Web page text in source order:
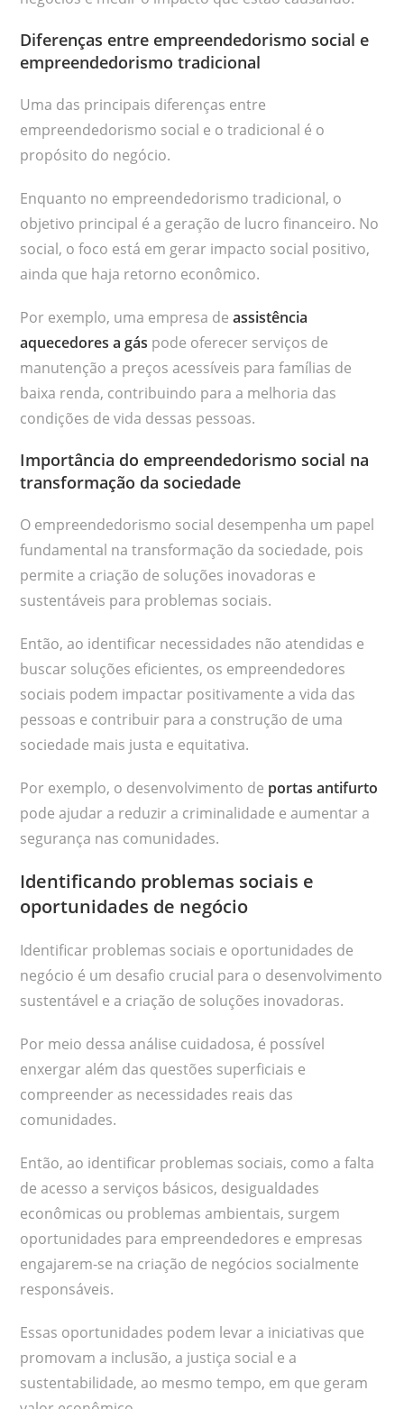
Diferenças entre empreendedorismo social e
empreendedorismo tradicional
Uma das principais diferenças entre
empreendedorismo social e o tradicional é o
propósito do negócio.
Enquanto no empreendedorismo tradicional, o
objetivo principal é a geração de lucro financeiro. No
social, o foco está em gerar impacto social positivo,
ainda que haja retorno econômico.
Por exemplo, uma empresa deassistência
aquecedores a gás pode oferecer serviços de
manutenção a preços acessíveis para famílias de
baixa renda, contribuindo para a melhoria das
condições de vida dessas pessoas.
Importância do empreendedorismo social na
transformação da sociedade
O empreendedorismo social desempenha um papel
fundamental na transformação da sociedade, pois
permite a criação de soluções inovadoras e
sustentáveis para problemas sociais.
Então, ao identificar necessidades não atendidas e
buscar soluções eficientes, os empreendedores
sociais podem impactar positivamente a vida das
pessoas e contribuir para a construção de uma
sociedade mais justa e equitativa.
Por exemplo, o desenvolvimento de portas antifurto
pode ajudar a reduzir a criminalidade e aumentar a
segurança nas comunidades.
Identificando problemas sociais e
oportunidades de negócio
Identificar problemas sociais e oportunidades de
negócio é um desafio crucial para o desenvolvimento
sustentável e a criação de soluções inovadoras.
Por meio dessa análise cuidadosa, é possível
enxergar além das questões superficiais e
compreender as necessidades reais das
comunidades.
Então, ao identificar problemas sociais, como a falta
de acesso a serviços básicos, desigualdades
econômicas ou problemas ambientais, surgem
oportunidades para empreendedores e empresas
engajarem-se na criação de negócios socialmente
responsáveis.
Essas oportunidades podem levar a iniciativas que
promovam a inclusão, a justiça social e a
sustentabilidade, ao mesmo tempo, em que geram